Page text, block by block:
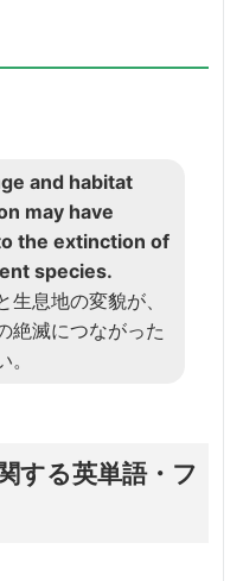
and habitat
may have
the extinction of
species.
生息地の変貌が、
絶滅につながった
する英単語・フ